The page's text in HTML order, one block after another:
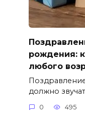
рождения:
любого
должно
0 495